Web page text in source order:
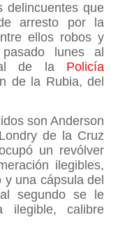
delincuentes que
arresto por la
ellos robos y
lunes al
de la Policía
de la Rubia, del
son Anderson
de la Cruz
un revólver
ilegibles,
una cápsula del
segundo se le
ilegible, calibre